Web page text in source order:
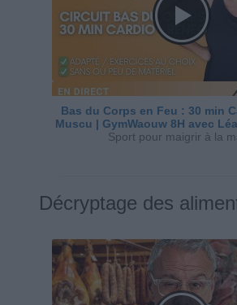
Bas du Corps en Feu : 30 min
Muscu | GymWaouw 8H avec
Sport pour maigrir à la
Décryptage des